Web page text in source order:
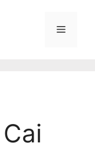
Menu